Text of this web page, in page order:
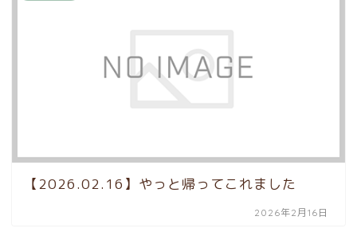
【2026.02.16】やっと帰ってこれました
2026年2月16日